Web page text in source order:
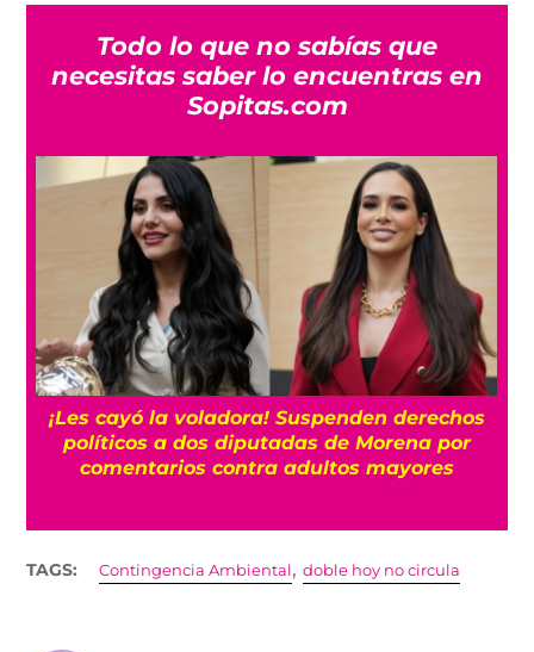
Todo lo que no sabías que
necesitas saber lo encuentras en
Sopitas.com
¡Les cayó la voladora! Suspenden derechos
políticos a dos diputadas de Morena por
comentarios contra adultos mayores
TAGS: Contingencia Ambiental ,doble hoy no circula